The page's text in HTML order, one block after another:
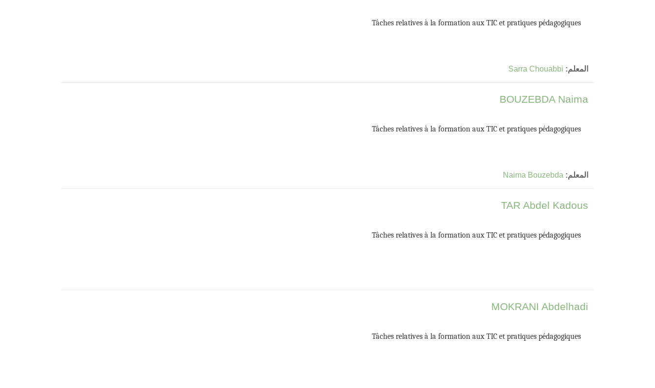
Tâches relatives à la formation aux TIC et pratiques pédagogiques
المعلم: Sarra Chouabbi
BOUZEBDA Naima
Tâches relatives à la formation aux TIC et pratiques pédagogiques
المعلم: Naima Bouzebda
TAR Abdel Kadous
Tâches relatives à la formation aux TIC et pratiques pédagogiques
MOKRANI Abdelhadi
Tâches relatives à la formation aux TIC et pratiques pédagogiques